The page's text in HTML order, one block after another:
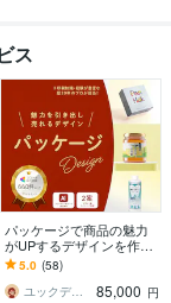
ス
パッケージで商品の魅力
がUPするデザインを作り
ます ラベル、ノベルティ
も商品開発部出身の印刷
に詳しいプロにお任せ
5.0 (58)
ユックデザイン｜YUKKU Design
85,000 円